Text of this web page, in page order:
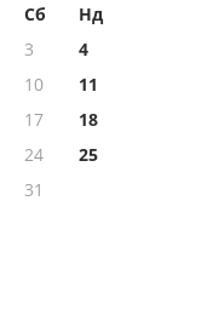
Сб
Нд
3
4
10
11
17
18
24
25
31